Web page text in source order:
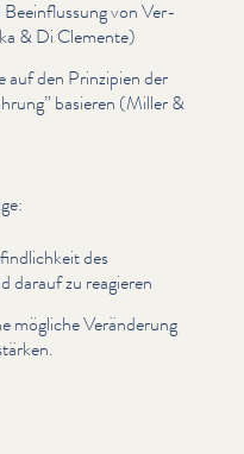
von Ver­
& Di Clemente)
auf den Prinzipien der
basieren (Miller &
des
darauf zu reagieren
mögliche Veränderung